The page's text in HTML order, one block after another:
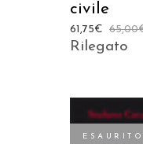
civile
65,00
61,75€
Rilegato
ESAURITO